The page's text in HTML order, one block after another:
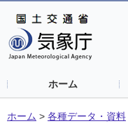
ホーム
ホーム > 各種データ・資料